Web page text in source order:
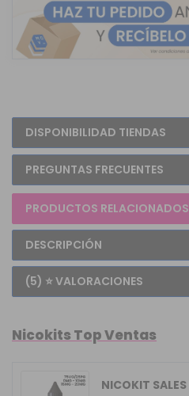
DISPONIBILIDAD TIENDAS
PREGUNTAS FRECUENTES
PRODUCTOS RELACIONADOS
DESCRIPCIÓN
(5) ⭐ VALORACIONES
Nicokits Top Ventas